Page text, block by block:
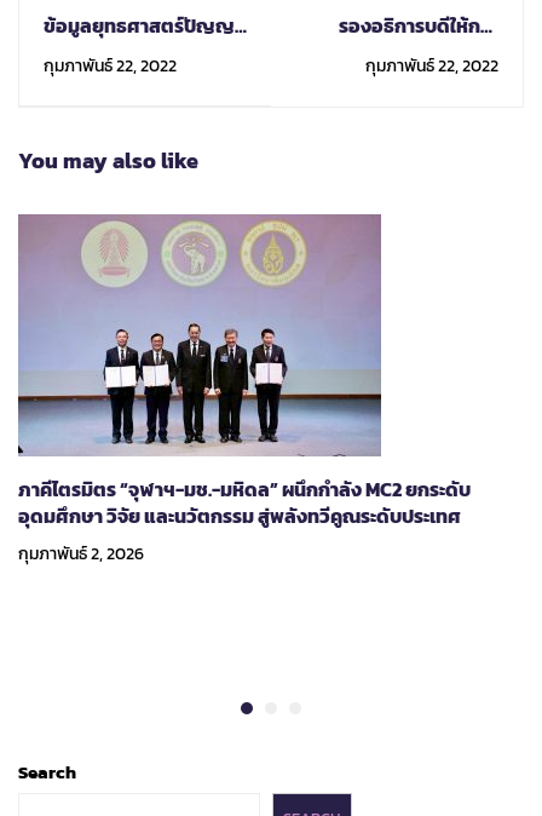
ข้อมูลยุทธศาสตร์ปัญญา
ประดิษฐ์แห่งชาติฉบับที่ 1
ของตุรกี ปี ค.ศ. 2021 -
กุมภาพันธ์ 22, 2022
รองอธิการบดีให้การ
ต้อนรับผู้กับการสำนักงาน
ตรวจคนเข้าเมืองจังหวัด
กุมภาพันธ์ 22, 2022
You may also like
ภาคีไตรมิตร “จุฬาฯ-มช.-มหิดล” ผนึกกำลัง MC2 ยกระดับ
อุดมศึกษา วิจัย และนวัตกรรม สู่พลังทวีคูณระดับประเทศ
กุมภาพันธ์ 2, 2026
Search